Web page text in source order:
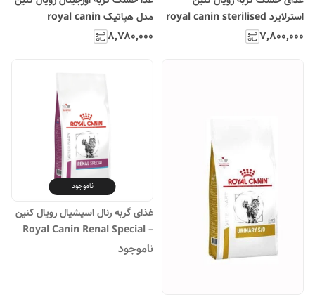
استرلایزد royal canin sterilised
۷٬۸۰۰٬۰۰۰
مدل هپاتیک royal canin
hepatic
۸٬۷۸۰٬۰۰۰
ناموجود
غذای گربه رنال اسپشیال رویال کنین
– Royal Canin Renal Special
ناموجود